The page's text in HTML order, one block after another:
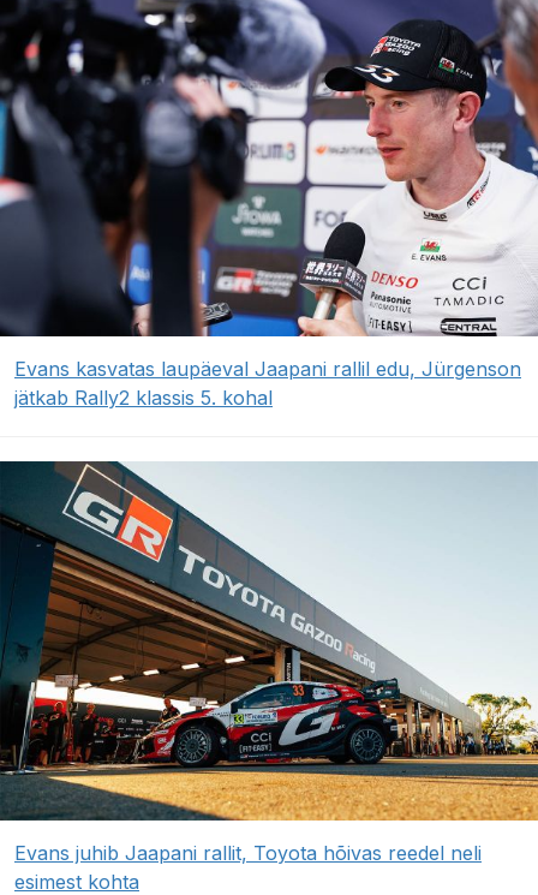
Evans kasvatas laupäeval Jaapani rallil edu, Jürgenson
jätkab Rally2 klassis 5. kohal
Evans juhib Jaapani rallit, Toyota hõivas reedel neli
esimest kohta